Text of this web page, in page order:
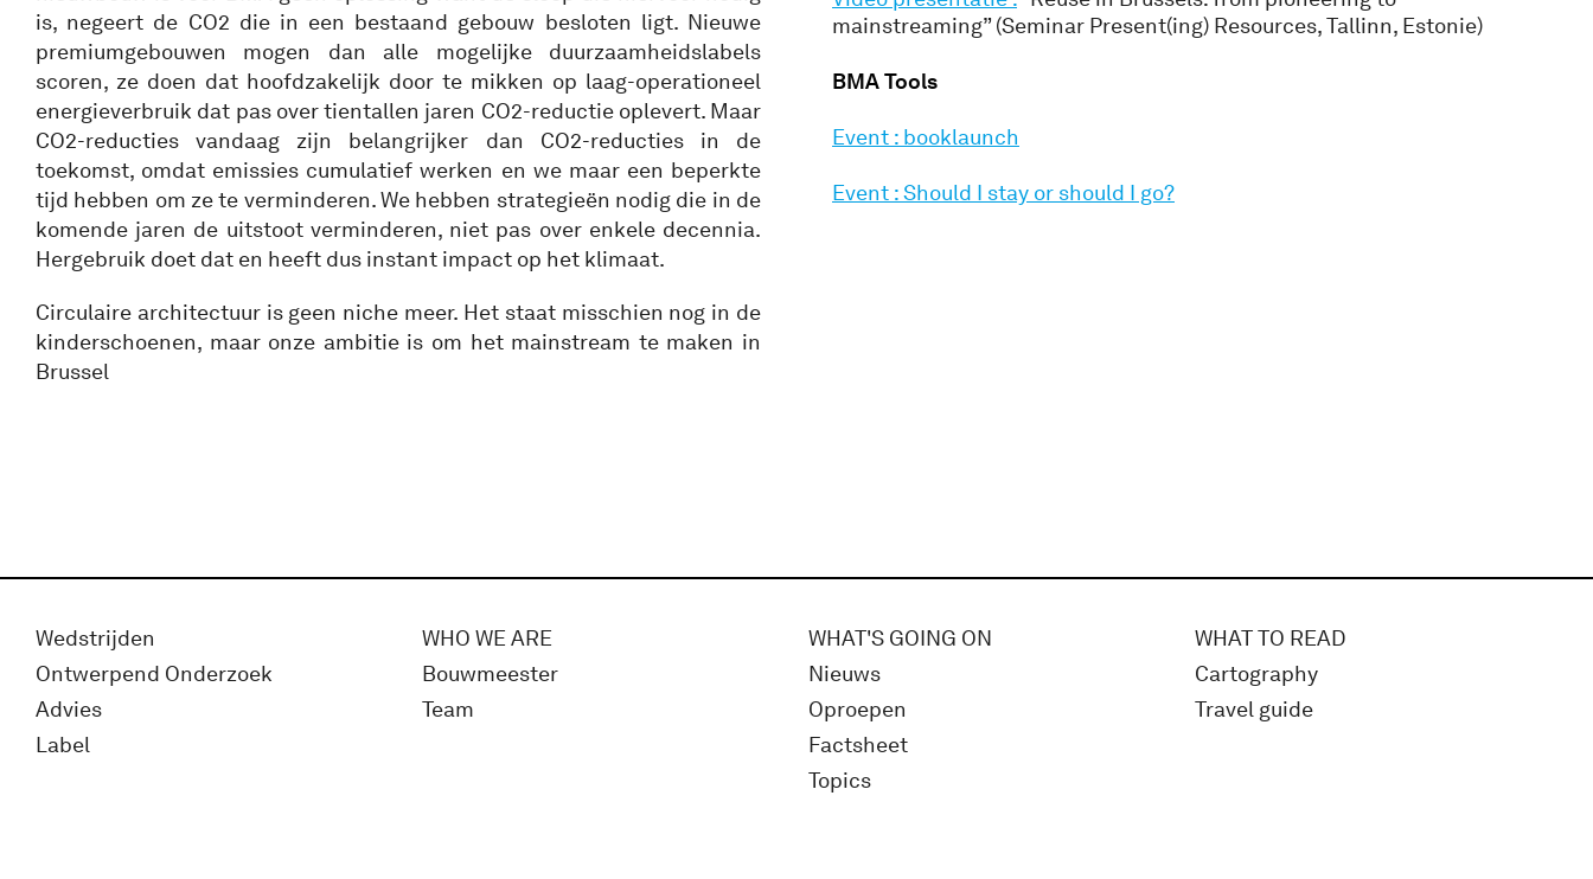
is, negeert de CO2 die in een bestaand gebouw besloten ligt. Nieuwe
premiumgebouwen mogen dan alle mogelijke duurzaamheidslabels
scoren, ze doen dat hoofdzakelijk door te mikken op laag-operationeel
energieverbruik dat pas over tientallen jaren CO2-reductie oplevert. Maar
CO2-reducties vandaag zijn belangrijker dan CO2-reducties in de
toekomst, omdat emissies cumulatief werken en we maar een beperkte
tijd hebben om ze te verminderen. We hebben strategieën nodig die in de
komende jaren de uitstoot verminderen, niet pas over enkele decennia.
Hergebruik doet dat en heeft dus instant impact op het klimaat.
Circulaire architectuur is geen niche meer. Het staat misschien nog in de
kinderschoenen, maar onze ambitie is om het mainstream te maken in
Brussel
mainstreaming” (Seminar Present(ing) Resources, Tallinn, Estonie)
BMA Tools
Event : booklaunch
Event : Should I stay or should I go?
Wedstrijden
Ontwerpend Onderzoek
Advies
Label
WHO WE ARE
Bouwmeester
Team
WHAT'S GOING ON
Nieuws
Oproepen
Factsheet
Topics
WHAT TO READ
Cartography
Travel guide